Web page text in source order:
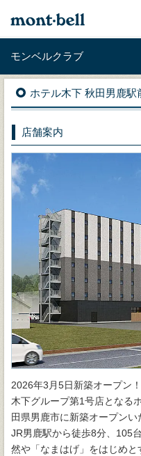
モンベルクラブ
ホテル木下 秋田男鹿駅
店舗案内
2026年3月5日新築オープン！
木下グループ第1号店となる
田県男鹿市に新築オープンい
JR男鹿駅から徒歩8分、105
然や「なまはげ」をはじめ